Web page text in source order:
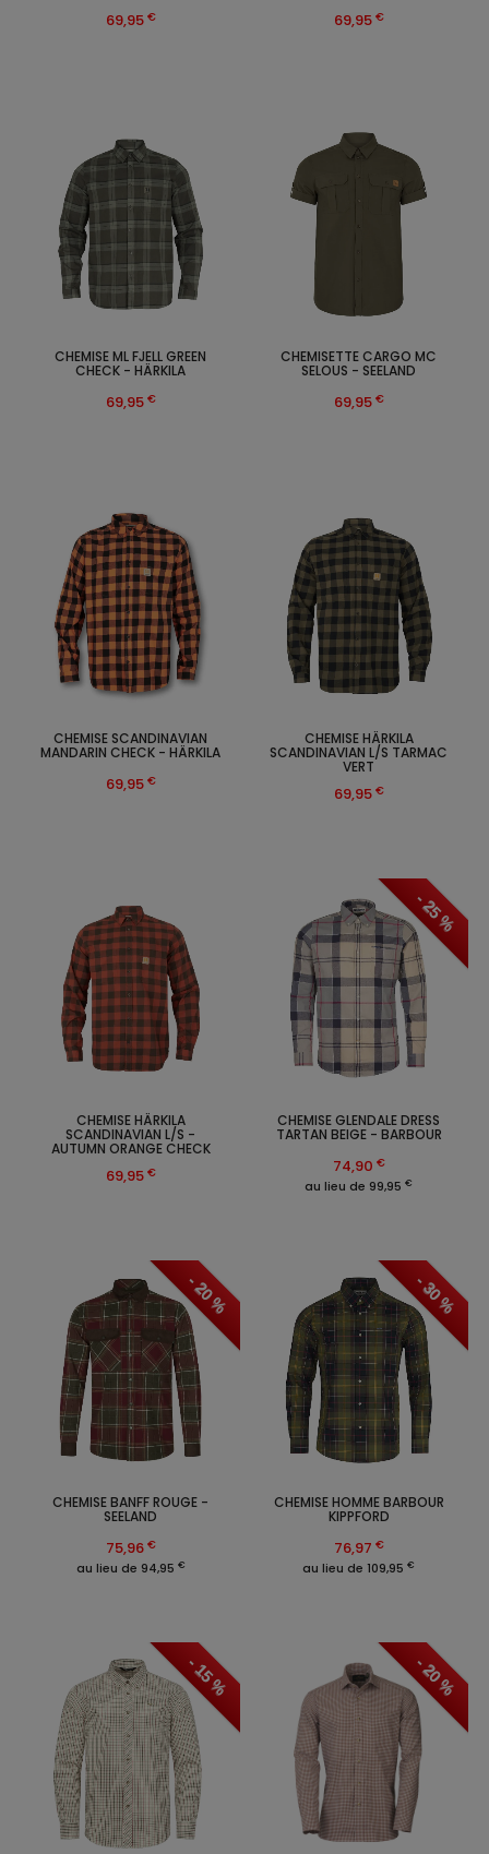
- 30 %
CHEMISE HOMME BARBOUR
KIPPFORD
76,97 €
au lieu de 109,95 €
- 20 %
- 15 %
- 25 %
CHEMISE GLENDALE DRESS
TARTAN BEIGE - BARBOUR
74,90 €
au lieu de 99,95 €
- 20 %
CHEMISE BANFF ROUGE -
SEELAND
75,96 €
au lieu de 94,95 €
69,95 € 69,95 €
CHEMISE ML FJELL GREEN
CHECK - HÄRKILA
69,95 €
CHEMISETTE CARGO MC
SELOUS - SEELAND
69,95 €
CHEMISE SCANDINAVIAN
MANDARIN CHECK - HÄRKILA
69,95 €
CHEMISE HÄRKILA
SCANDINAVIAN L/S TARMAC
VERT
69,95 €
CHEMISE HÄRKILA
SCANDINAVIAN L/S -
AUTUMN ORANGE CHECK
69,95 €